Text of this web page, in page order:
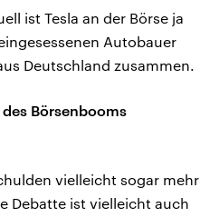
ist Tesla an der Börse ja
Autobauer
Deutschland zusammen.
Börsenbooms
vielleicht sogar mehr
Debatte ist vielleicht auch